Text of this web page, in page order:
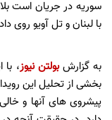
سوریه در جریان است
با لبنان و تل آویو روی
به گزارشبولتن نیوز،
بخشی از تحلیل این
پیشروی های آنها و